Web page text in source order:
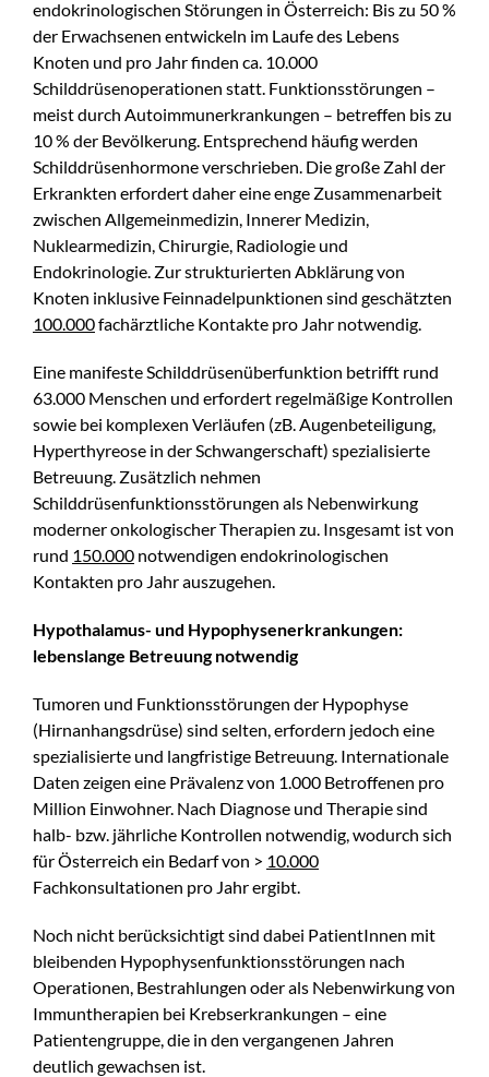
endokrinologischen Störungen in Österreich: Bis zu 50 %
der Erwachsenen entwickeln im Laufe des Lebens
Knoten und pro Jahr finden ca. 10.000
Schilddrüsenoperationen statt. Funktionsstörungen –
meist durch Autoimmunerkrankungen – betreffen bis zu
10 % der Bevölkerung. Entsprechend häufig werden
Schilddrüsenhormone verschrieben. Die große Zahl der
Erkrankten erfordert daher eine enge Zusammenarbeit
zwischen Allgemeinmedizin, Innerer Medizin,
Nuklearmedizin, Chirurgie, Radiologie und
Endokrinologie. Zur strukturierten Abklärung von
Knoten inklusive Feinnadelpunktionen sind geschätzten
100.000fachärztliche Kontakte pro Jahr notwendig.
Eine manifeste Schilddrüsenüberfunktion betrifft rund
63.000 Menschen und erfordert regelmäßige Kontrollen
sowie bei komplexen Verläufen (zB. Augenbeteiligung,
Hyperthyreose in der Schwangerschaft) spezialisierte
Betreuung. Zusätzlich nehmen
Schilddrüsenfunktionsstörungen als Nebenwirkung
moderner onkologischer Therapien zu. Insgesamt ist von
rund 150.000 notwendigen endokrinologischen
Kontakten pro Jahr auszugehen.
Hypothalamus- und Hypophysenerkrankungen:
lebenslange Betreuung notwendig
Tumoren und Funktionsstörungen der Hypophyse
(Hirnanhangsdrüse) sind selten, erfordern jedoch eine
spezialisierte und langfristige Betreuung. Internationale
Daten zeigen eine Prävalenz von 1.000 Betroffenen pro
Million Einwohner. Nach Diagnose und Therapie sind
halb- bzw. jährliche Kontrollen notwendig, wodurch sich
für Österreich ein Bedarf von > 10.000
Fachkonsultationen pro Jahr ergibt.
Noch nicht berücksichtigt sind dabei PatientInnen mit
bleibenden Hypophysenfunktionsstörungen nach
Operationen, Bestrahlungen oder als Nebenwirkung von
Immuntherapien bei Krebserkrankungen – eine
Patientengruppe, die in den vergangenen Jahren
deutlich gewachsen ist.